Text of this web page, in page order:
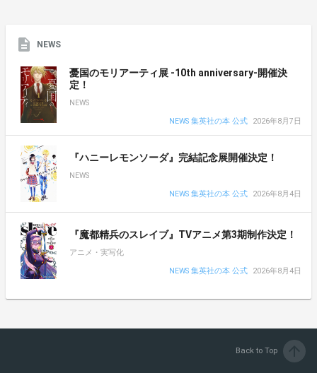
NEWS
憂国のモリアーティ展 -10th anniversary-開催決
定！
NEWS
NEWS 集英社の本 公式
2026年8月7日
『ハニーレモンソーダ』完結記念展開催決定！
NEWS
NEWS 集英社の本 公式
2026年8月4日
『魔都精兵のスレイブ』TVアニメ第3期制作決定！
アニメ・実写化
NEWS 集英社の本 公式
2026年8月4日
Back to Top